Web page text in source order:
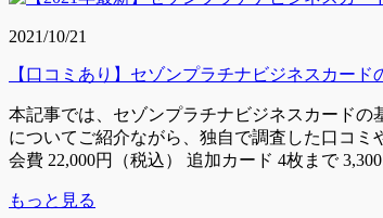
2021/10/21
【口コミあり】セゾンプラチナビジネスカー
本記事では、セゾンプラチナビジネスカード
についてご紹介ながら、独自で調査した口コ
会費 22,000円（税込） 追加カード 4枚まで
もっと見る